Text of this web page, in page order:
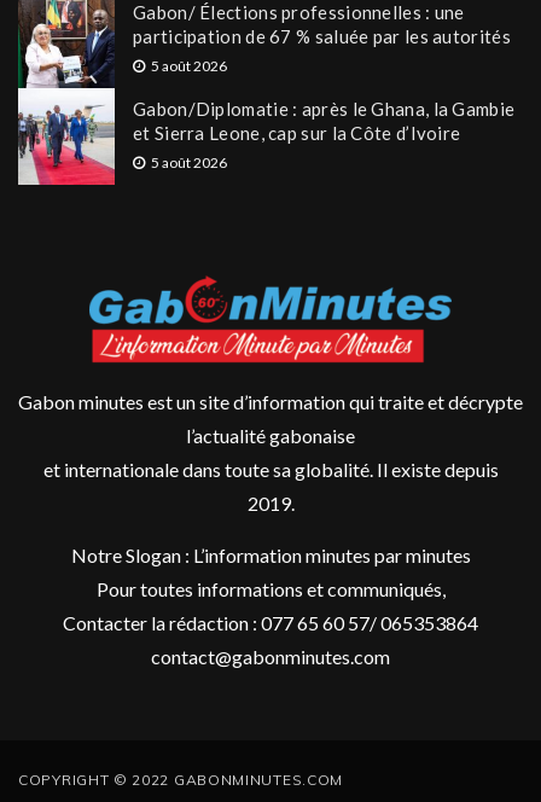
Gabon/ Élections professionnelles : une
participation de 67 % saluée par les autorités
5 août 2026
Gabon/Diplomatie : après le Ghana, la Gambie
et Sierra Leone, cap sur la Côte d’Ivoire
5 août 2026
Gabon minutes est un site d’information qui traite et décrypte
l’actualité gabonaise
et internationale dans toute sa globalité. Il existe depuis
2019.
Notre Slogan : L’information minutes par minutes
Pour toutes informations et communiqués,
Contacter la rédaction : 077 65 60 57/ 065353864
contact@gabonminutes.com
COPYRIGHT © 2022 GABONMINUTES.COM